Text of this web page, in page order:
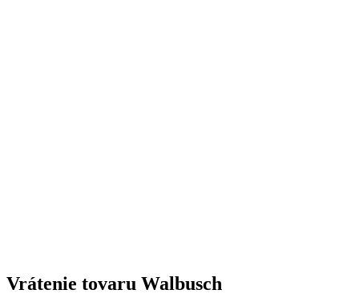
Vrátenie tovaru Walbusch